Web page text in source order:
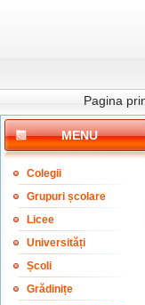
Pagina
MENU
Colegii
Grupuri școlare
Licee
Universități
Școli
Grădinițe